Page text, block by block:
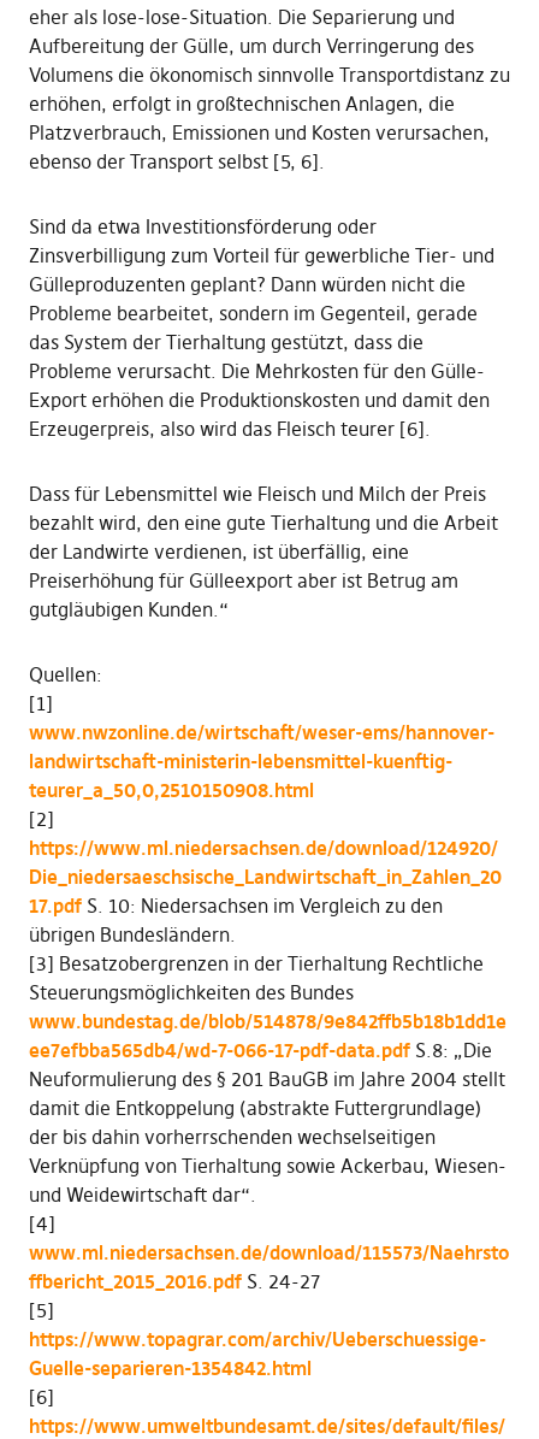
eher als lose-lose-Situation. Die Separierung und
Aufbereitung der Gülle, um durch Verringerung des
Volumens die ökonomisch sinnvolle Transportdistanz zu
erhöhen, erfolgt in großtechnischen Anlagen, die
Platzverbrauch, Emissionen und Kosten verursachen,
ebenso der Transport selbst [5, 6].
Sind da etwa Investitionsförderung oder
Zinsverbilligung zum Vorteil für gewerbliche Tier- und
Gülleproduzenten geplant? Dann würden nicht die
Probleme bearbeitet, sondern im Gegenteil, gerade
das System der Tierhaltung gestützt, dass die
Probleme verursacht. Die Mehrkosten für den Gülle-
Export erhöhen die Produktionskosten und damit den
Erzeugerpreis, also wird das Fleisch teurer [6].
Dass für Lebensmittel wie Fleisch und Milch der Preis
bezahlt wird, den eine gute Tierhaltung und die Arbeit
der Landwirte verdienen, ist überfällig, eine
Preiserhöhung für Gülleexport aber ist Betrug am
gutgläubigen Kunden.“
Quellen:
[1]
www.nwzonline.de/wirtschaft/weser-ems/hannover-
landwirtschaft-ministerin-lebensmittel-kuenftig-
teurer_a_50,0,2510150908.html
[2]
https://www.ml.niedersachsen.de/download/124920/
Die_niedersaeschsische_Landwirtschaft_in_Zahlen_20
17.pdfS. 10: Niedersachsen im Vergleich zu den
übrigen Bundesländern.
[3] Besatzobergrenzen in der Tierhaltung Rechtliche
Steuerungsmöglichkeiten des Bundes
www.bundestag.de/blob/514878/9e842ffb5b18b1dd1e
ee7efbba565db4/wd-7-066-17-pdf-data.pdfS.8: „Die
Neuformulierung des § 201 BauGB im Jahre 2004 stellt
damit die Entkoppelung (abstrakte Futtergrundlage)
der bis dahin vorherrschenden wechselseitigen
Verknüpfung von Tierhaltung sowie Ackerbau, Wiesen-
und Weidewirtschaft dar“.
[4]
www.ml.niedersachsen.de/download/115573/Naehrsto
ffbericht_2015_2016.pdfS. 24-27
[5]
https://www.topagrar.com/archiv/Ueberschuessige-
Guelle-separieren-1354842.html
[6]
https://www.umweltbundesamt.de/sites/default/files/